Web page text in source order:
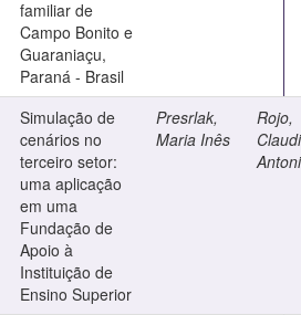
familiar de
Campo Bonito e
Guaraniaçu,
Paraná - Brasil
Simulação de
cenários no
terceiro setor:
uma aplicação
em uma
Fundação de
Apoio à
Instituição de
Ensino Superior
Presrlak,
Maria Inês
Rojo,